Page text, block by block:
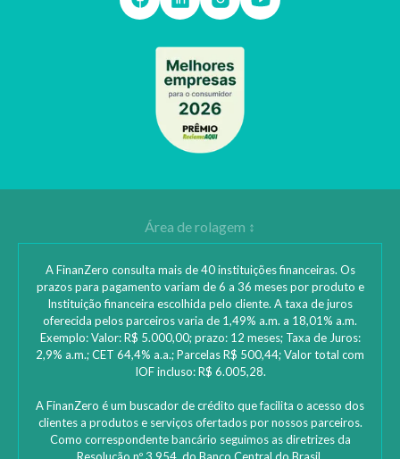
A FinanZero consulta mais de 40 instituições financeiras. Os
prazos para pagamento variam de 6 a 36 meses por produto e
Instituição financeira escolhida pelo cliente. A taxa de juros
oferecida pelos parceiros varia de 1,49% a.m. a 18,01% a.m.
Exemplo: Valor: R$ 5.000,00; prazo: 12 meses; Taxa de Juros:
2,9% a.m.; CET 64,4% a.a.; Parcelas R$ 500,44; Valor total com
IOF incluso: R$ 6.005,28.
A FinanZero é um buscador de crédito que facilita o acesso dos
clientes a produtos e serviços ofertados por nossos parceiros.
Como correspondente bancário seguimos as diretrizes da
Resolução nº 3.954, do Banco Central do Brasil.